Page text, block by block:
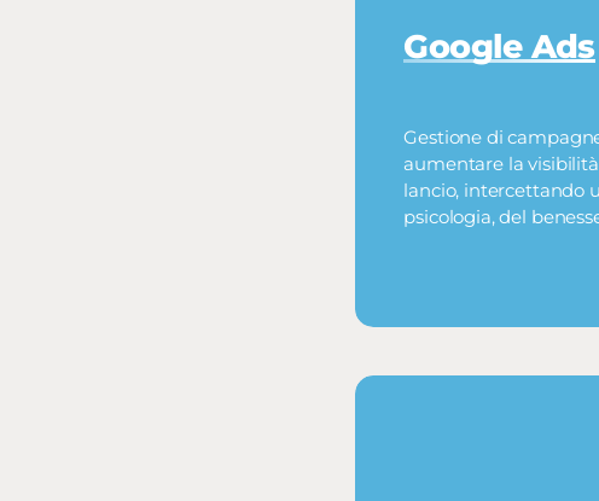
Google Ads
Gestione di
aumentare la
lancio, intercettando
psicologia, del